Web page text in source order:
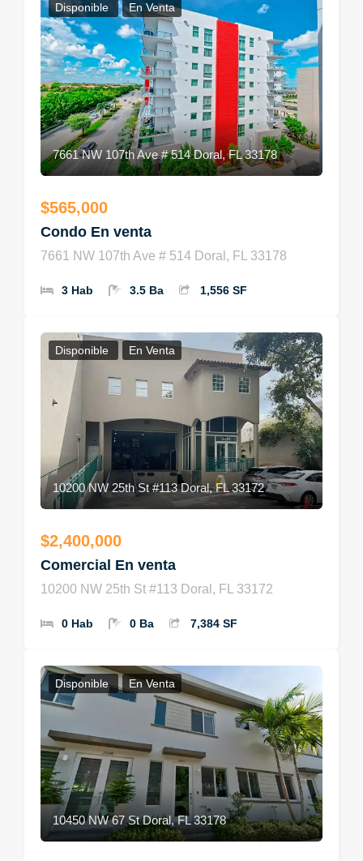
Disponible En Venta
7661 NW 107th Ave # 514 Doral, FL 33178
$565,000
Condo En venta
7661 NW 107th Ave # 514 Doral, FL 33178
3 Hab 3.5 Ba 1,556 SF
Disponible En Venta
10200 NW 25th St #113 Doral, FL 33172
$2,400,000
Comercial En venta
10200 NW 25th St #113 Doral, FL 33172
0 Hab 0 Ba 7,384 SF
Disponible En Venta
10450 NW 67 St Doral, FL 33178